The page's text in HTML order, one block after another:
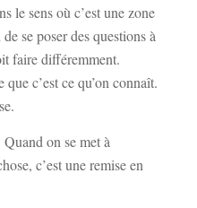
le sens où c’est une zone
se poser des questions à
faire différemment.
c’est ce qu’on connaît.
on se met à
c’est une remise en